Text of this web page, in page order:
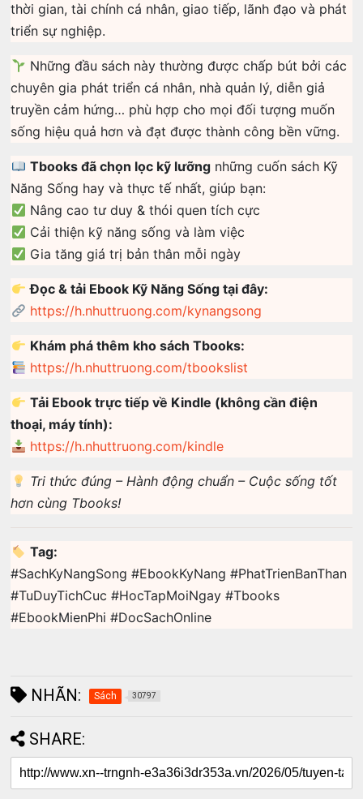
thời gian, tài chính cá nhân, giao tiếp, lãnh đạo và phát
triển sự nghiệp.
Những đầu sách này thường được chấp bút bởi các
chuyên gia phát triển cá nhân, nhà quản lý, diễn giả
truyền cảm hứng… phù hợp cho mọi đối tượng muốn
sống hiệu quả hơn và đạt được thành công bền vững.
Tbooks đã chọn lọc kỹ lưỡngnhững cuốn sách Kỹ
Năng Sống hay và thực tế nhất, giúp bạn:
Nâng cao tư duy & thói quen tích cực
Cải thiện kỹ năng sống và làm việc
Gia tăng giá trị bản thân mỗi ngày
Đọc & tải Ebook Kỹ Năng Sống tại đây:
https://h.nhuttruong.com/kynangsong
Khám phá thêm kho sách Tbooks:
https://h.nhuttruong.com/tbookslist
Tải Ebook trực tiếp về Kindle (không cần điện
thoại, máy tính):
https://h.nhuttruong.com/kindle
Tri thức đúng – Hành động chuẩn – Cuộc sống tốt
hơn cùng Tbooks!
Tag:
#SachKyNangSong #EbookKyNang #PhatTrienBanThan
#TuDuyTichCuc #HocTapMoiNgay #Tbooks
#EbookMienPhi #DocSachOnline
NHÃN: Sách 30797
SHARE: